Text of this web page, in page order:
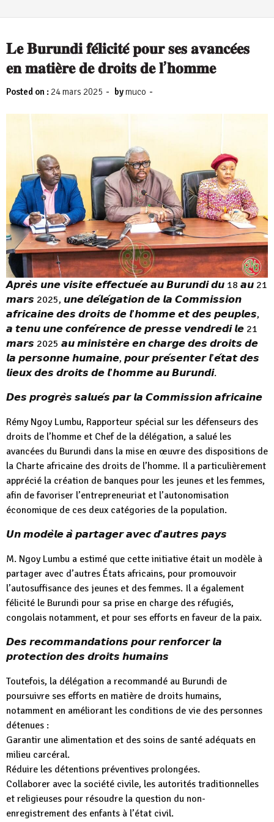
𝐋𝐞 𝐁𝐮𝐫𝐮𝐧𝐝𝐢 𝐟𝐞́𝐥𝐢𝐜𝐢𝐭𝐞́ 𝐩𝐨𝐮𝐫 𝐬𝐞𝐬 𝐚𝐯𝐚𝐧𝐜𝐞́𝐞𝐬
𝐞𝐧 𝐦𝐚𝐭𝐢𝐞̀𝐫𝐞 𝐝𝐞 𝐝𝐫𝐨𝐢𝐭𝐬 𝐝𝐞 𝐥’𝐡𝐨𝐦𝐦𝐞
Posted on : 24 mars 2025 - bymuco -
𝘼𝙥𝙧𝙚̀𝙨 𝙪𝙣𝙚 𝙫𝙞𝙨𝙞𝙩𝙚 𝙚𝙛𝙛𝙚𝙘𝙩𝙪𝙚́𝙚 𝙖𝙪 𝘽𝙪𝙧𝙪𝙣𝙙𝙞 𝙙𝙪 18 𝙖𝙪 21
𝙢𝙖𝙧𝙨 2025, 𝙪𝙣𝙚 𝙙𝙚́𝙡𝙚́𝙜𝙖𝙩𝙞𝙤𝙣 𝙙𝙚 𝙡𝙖 𝘾𝙤𝙢𝙢𝙞𝙨𝙨𝙞𝙤𝙣
𝙖𝙛𝙧𝙞𝙘𝙖𝙞𝙣𝙚 𝙙𝙚𝙨 𝙙𝙧𝙤𝙞𝙩𝙨 𝙙𝙚 𝙡’𝙝𝙤𝙢𝙢𝙚 𝙚𝙩 𝙙𝙚𝙨 𝙥𝙚𝙪𝙥𝙡𝙚𝙨,
𝙖 𝙩𝙚𝙣𝙪 𝙪𝙣𝙚 𝙘𝙤𝙣𝙛𝙚́𝙧𝙚𝙣𝙘𝙚 𝙙𝙚 𝙥𝙧𝙚𝙨𝙨𝙚 𝙫𝙚𝙣𝙙𝙧𝙚𝙙𝙞 𝙡𝙚 21
𝙢𝙖𝙧𝙨 2025 𝙖𝙪 𝙢𝙞𝙣𝙞𝙨𝙩𝙚̀𝙧𝙚 𝙚𝙣 𝙘𝙝𝙖𝙧𝙜𝙚 𝙙𝙚𝙨 𝙙𝙧𝙤𝙞𝙩𝙨 𝙙𝙚
𝙡𝙖 𝙥𝙚𝙧𝙨𝙤𝙣𝙣𝙚 𝙝𝙪𝙢𝙖𝙞𝙣𝙚, 𝙥𝙤𝙪𝙧 𝙥𝙧𝙚́𝙨𝙚𝙣𝙩𝙚𝙧 𝙡’𝙚́𝙩𝙖𝙩 𝙙𝙚𝙨
𝙡𝙞𝙚𝙪𝙭 𝙙𝙚𝙨 𝙙𝙧𝙤𝙞𝙩𝙨 𝙙𝙚 𝙡’𝙝𝙤𝙢𝙢𝙚 𝙖𝙪 𝘽𝙪𝙧𝙪𝙣𝙙𝙞.
𝘿𝙚𝙨 𝙥𝙧𝙤𝙜𝙧𝙚̀𝙨 𝙨𝙖𝙡𝙪𝙚́𝙨 𝙥𝙖𝙧 𝙡𝙖 𝘾𝙤𝙢𝙢𝙞𝙨𝙨𝙞𝙤𝙣 𝙖𝙛𝙧𝙞𝙘𝙖𝙞𝙣𝙚
Rémy Ngoy Lumbu, Rapporteur spécial sur les défenseurs des
droits de l’homme et Chef de la délégation, a salué les
avancées du Burundi dans la mise en œuvre des dispositions de
la Charte africaine des droits de l’homme. Il a particulièrement
apprécié la création de banques pour les jeunes et les femmes,
afin de favoriser l’entrepreneuriat et l’autonomisation
économique de ces deux catégories de la population.
𝙐𝙣 𝙢𝙤𝙙𝙚̀𝙡𝙚 𝙖̀ 𝙥𝙖𝙧𝙩𝙖𝙜𝙚𝙧 𝙖𝙫𝙚𝙘 𝙙’𝙖𝙪𝙩𝙧𝙚𝙨 𝙥𝙖𝙮𝙨
M. Ngoy Lumbu a estimé que cette initiative était un modèle à
partager avec d’autres États africains, pour promouvoir
l’autosuffisance des jeunes et des femmes. Il a également
félicité le Burundi pour sa prise en charge des réfugiés,
congolais notamment, et pour ses efforts en faveur de la paix.
𝘿𝙚𝙨 𝙧𝙚𝙘𝙤𝙢𝙢𝙖𝙣𝙙𝙖𝙩𝙞𝙤𝙣𝙨 𝙥𝙤𝙪𝙧 𝙧𝙚𝙣𝙛𝙤𝙧𝙘𝙚𝙧 𝙡𝙖
𝙥𝙧𝙤𝙩𝙚𝙘𝙩𝙞𝙤𝙣 𝙙𝙚𝙨 𝙙𝙧𝙤𝙞𝙩𝙨 𝙝𝙪𝙢𝙖𝙞𝙣𝙨
Toutefois, la délégation a recommandé au Burundi de
poursuivre ses efforts en matière de droits humains,
notamment en améliorant les conditions de vie des personnes
détenues :
Garantir une alimentation et des soins de santé adéquats en
milieu carcéral.
Réduire les détentions préventives prolongées.
Collaborer avec la société civile, les autorités traditionnelles
et religieuses pour résoudre la question du non-
enregistrement des enfants à l’état civil.